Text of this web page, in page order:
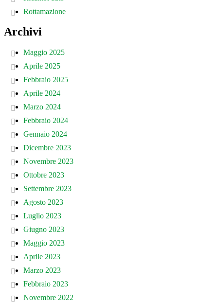
Rottamazione
Archivi
Maggio 2025
Aprile 2025
Febbraio 2025
Aprile 2024
Marzo 2024
Febbraio 2024
Gennaio 2024
Dicembre 2023
Novembre 2023
Ottobre 2023
Settembre 2023
Agosto 2023
Luglio 2023
Giugno 2023
Maggio 2023
Aprile 2023
Marzo 2023
Febbraio 2023
Novembre 2022